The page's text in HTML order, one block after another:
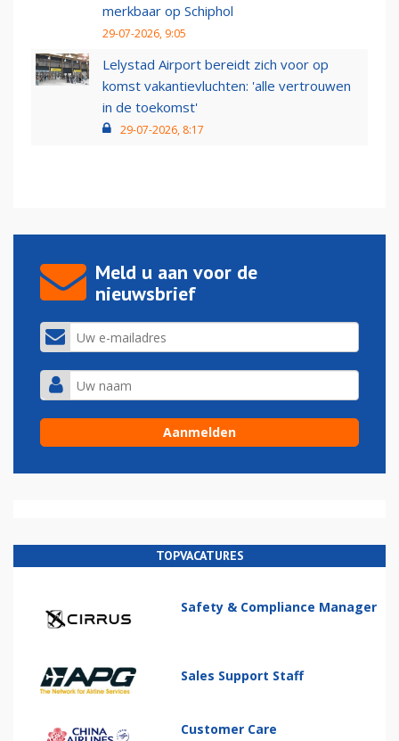
merkbaar op Schiphol
29-07-2026, 9:05
Lelystad Airport bereidt zich voor op
komst vakantievluchten: 'alle vertrouwen
in de toekomst'
29-07-2026, 8:17
Meld u aan voor de
nieuwsbrief
TOPVACATURES
Safety & Compliance Manager
Sales Support Staff
Customer Care